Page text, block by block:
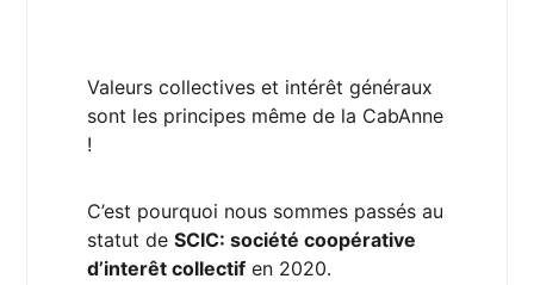
Valeurs collectives et intérêt généraux
sont les principes même de la CabAnne
!
C’est pourquoi nous sommes passés au
statut de SCIC: société coopérative
d’interêt collectif en 2020.